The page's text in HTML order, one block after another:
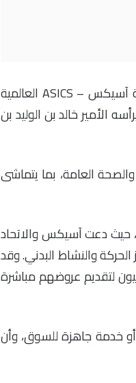
في خطوة جديدة لدعم الابتكار الرياضي والتحول الرقمي في المملكة، أطلقت شركة آسيكس – ASICS العالمية
الأمير خالد بن الوليد بن
العامة، بما يتماشى
حيث دعت آسيكس والاتحاد
والنشاط البدني. وقد
المتأهلون النهائيون لتقديم عروضهم مباشرة
خدمة جاهزة للسوق، وأن